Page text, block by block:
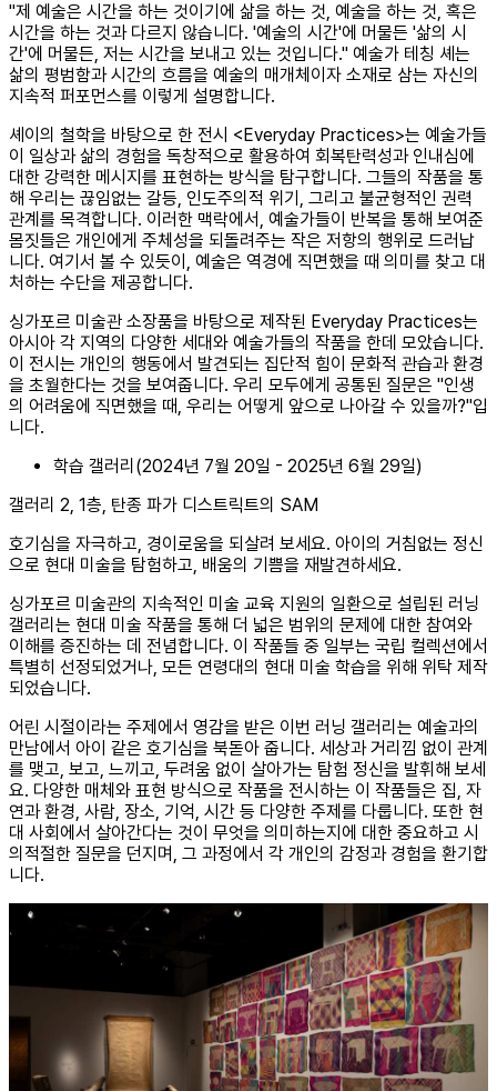
"제 예술은 시간을 하는 것이기에 삶을 하는 것, 예술을 하는 것, 혹은
시간을 하는 것과 다르지 않습니다. '예술의 시간'에 머물든 '삶의 시
간'에 머물든, 저는 시간을 보내고 있는 것입니다." 예술가 테칭 셰는
삶의 평범함과 시간의 흐름을 예술의 매개체이자 소재로 삼는 자신의
지속적 퍼포먼스를 이렇게 설명합니다.
셰이의 철학을 바탕으로 한 전시 <Everyday Practices>는 예술가들
이 일상과 삶의 경험을 독창적으로 활용하여 회복탄력성과 인내심에
대한 강력한 메시지를 표현하는 방식을 탐구합니다. 그들의 작품을 통
해 우리는 끊임없는 갈등, 인도주의적 위기, 그리고 불균형적인 권력
관계를 목격합니다. 이러한 맥락에서, 예술가들이 반복을 통해 보여준
몸짓들은 개인에게 주체성을 되돌려주는 작은 저항의 행위로 드러납
니다. 여기서 볼 수 있듯이, 예술은 역경에 직면했을 때 의미를 찾고 대
처하는 수단을 제공합니다.
싱가포르 미술관 소장품을 바탕으로 제작된 Everyday Practices는
아시아 각 지역의 다양한 세대와 예술가들의 작품을 한데 모았습니다.
이 전시는 개인의 행동에서 발견되는 집단적 힘이 문화적 관습과 환경
을 초월한다는 것을 보여줍니다. 우리 모두에게 공통된 질문은 "인생
의 어려움에 직면했을 때, 우리는 어떻게 앞으로 나아갈 수 있을까?"입
니다.
학습 갤러리(2024년 7월 20일 - 2025년 6월 29일)
갤러리 2, 1층, 탄종 파가 디스트릭트의 SAM
호기심을 자극하고, 경이로움을 되살려 보세요. 아이의 거침없는 정신
으로 현대 미술을 탐험하고, 배움의 기쁨을 재발견하세요.
싱가포르 미술관의 지속적인 미술 교육 지원의 일환으로 설립된 러닝
갤러리는 현대 미술 작품을 통해 더 넓은 범위의 문제에 대한 참여와
이해를 증진하는 데 전념합니다. 이 작품들 중 일부는 국립 컬렉션에서
특별히 선정되었거나, 모든 연령대의 현대 미술 학습을 위해 위탁 제작
되었습니다.
어린 시절이라는 주제에서 영감을 받은 이번 러닝 갤러리는 예술과의
만남에서 아이 같은 호기심을 북돋아 줍니다. 세상과 거리낌 없이 관계
를 맺고, 보고, 느끼고, 두려움 없이 살아가는 탐험 정신을 발휘해 보세
요. 다양한 매체와 표현 방식으로 작품을 전시하는 이 작품들은 집, 자
연과 환경, 사람, 장소, 기억, 시간 등 다양한 주제를 다룹니다. 또한 현
대 사회에서 살아간다는 것이 무엇을 의미하는지에 대한 중요하고 시
의적절한 질문을 던지며, 그 과정에서 각 개인의 감정과 경험을 환기합
니다.